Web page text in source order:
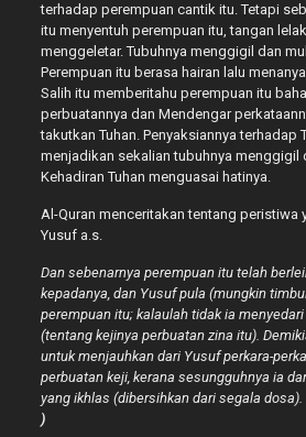
terhadap perempuan cantik itu. Tetapi
itu menyentuh perempuan itu, tangan
menggeletar. Tubuhnya menggigil dan
Perempuan itu berasa hairan lalu
Salih itu memberitahu perempuan itu
perbuatannya dan Mendengar
takutkan Tuhan. Penyaksiannya terhadap
menjadikan sekalian tubuhnya menggigil
Kehadiran Tuhan menguasai hatinya.
Al-Quran menceritakan tentang peristiwa
Yusuf a.s.
Dan sebenarnya perempuan itu telah
kepadanya, dan Yusuf pula (mungkin
perempuan itu; kalaulah tidak ia
(tentang kejinya perbuatan zina itu).
untuk menjauhkan dari Yusuf perkara-
perbuatan keji, kerana sesungguhnya ia
yang ikhlas (dibersihkan dari segala dosa).
)